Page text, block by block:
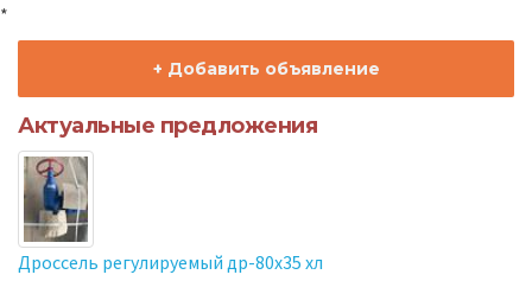
*
+ Добавить объявление
Актуальные предложения
Дроссель регулируемый др-80х35 хл